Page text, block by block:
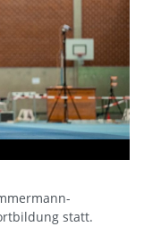
statt.